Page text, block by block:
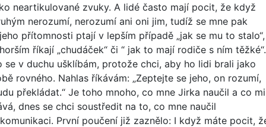
neartikulované zvuky. A lidé často mají pocit, že když
nerozumí, nerozumí ani oni jim, tudíž se mne pak
přítomnosti ptají v lepším případě „jak se mu to stalo“,
říkají „chudáček“ či “ jak to mají rodiče s ním těžké“.
se v duchu ušklíbám, protože chci, aby ho lidi brali jako
rovného. Nahlas říkávám: „Zeptejte se jeho, on rozumí,
překládat.“ Je toho mnoho, co mne Jirka naučil a co mi
dnes se chci soustředit na to, co mne naučil
První poučení již zaznělo: I když máte pocit,